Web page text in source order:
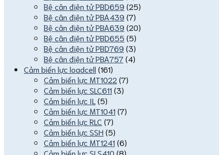
Bệ cân điện tử PBD659 (25)
Bệ cân điện tử PBA439 (7)
Bệ cân điện tử PBA639 (20)
Bệ cân điện tử PBD655 (5)
Bệ cân điện tử PBD769 (3)
Bệ cân điện tử PBA757(4)
Cảm biến lực loadcell (161)
Cảm biến lực MT1022 (7)
Cảm biến lực SLC611(3)
Cảm biến lực IL (5)
Cảm biến lực MT1041(7)
Cảm biến lực RLC (7)
Cảm biến lực SSH (5)
Cảm biến lực MT1241(6)
Cảm biến lực SLS410 (8)